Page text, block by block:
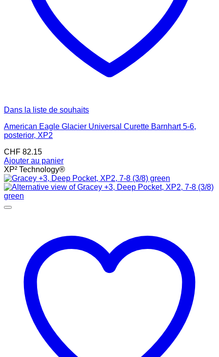
Dans la liste de souhaits
American Eagle Glacier Universal Curette Barnhart 5-6,
posterior, XP2
CHF 82.15
Ajouter au panier
XP² Technology®